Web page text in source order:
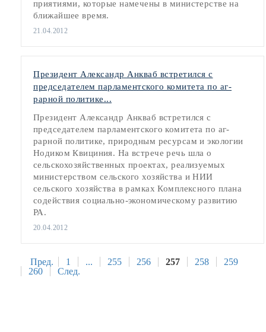
приятиями, которые намечены в министерстве на
ближайшее время.
21.04.2012
Президент Александр Анкваб встретился с
председателем парламентского комитета по аг-
рарной политике...
Президент Александр Анкваб встретился с
председателем парламентского комитета по аг-
рарной политике, природным ресурсам и экологии
Нодиком Квициния. На встрече речь шла о
сельскохозяйственных проектах, реализуемых
министерством сельского хозяйства и НИИ
сельского хозяйства в рамках Комплексного плана
содействия социально-экономическому развитию
РА.
20.04.2012
Пред. 1 ... 255 256 257 258
259
260
След.